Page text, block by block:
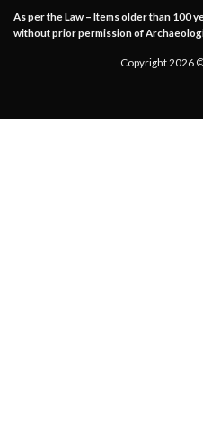
As per the Law – Items older than 100
without prior permission of
Copyright 2026